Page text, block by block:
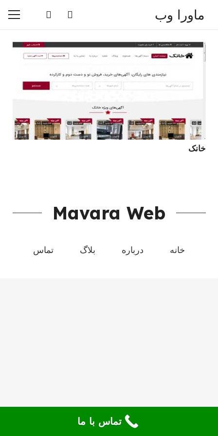
ماورا وب
خانک
Mavara Web
خانه درباره بلاگ تماس
تماس با ما